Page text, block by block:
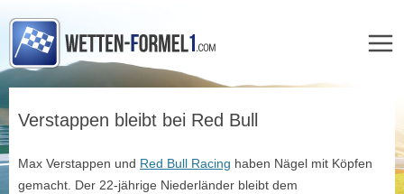
springen
Verstappen bleibt bei Red Bull
Max Verstappen und Red Bull Racing haben Nägel mit Köpfen
gemacht. Der 22-jährige Niederländer bleibt dem